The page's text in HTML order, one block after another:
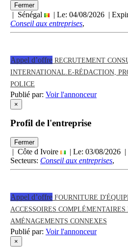
Fermer
| Sénégal | Le: 04/08/2026 |
Conseil aux entreprises,
Appel d’offre RECRUTEMENT
INTERNATIONAL.E-RÉDACTION,
POLICE
Publié par: Voir l'annonceur
×
Profil de l'entreprise
Fermer
| Côte d Ivoire | Le: 03/08/2026 |
Secteurs: Conseil aux entreprises,
Appel d’offre FOURNITURE
ACCESSOIRES COMPLÉMENTAIRES
AMÉNAGEMENTS CONNEXES
Publié par: Voir l'annonceur
×